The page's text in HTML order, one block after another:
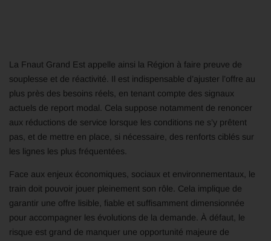
La Fnaut Grand Est appelle ainsi la Région à faire preuve de
souplesse et de réactivité. Il est indispensable d’ajuster l’offre au
plus près des besoins réels, en tenant compte des signaux
actuels de report modal. Cela suppose notamment de renoncer
aux réductions de service lorsque les conditions ne s’y prêtent
pas, et de mettre en place, si nécessaire, des renforts ciblés sur
les lignes les plus fréquentées.
Face aux enjeux économiques, sociaux et environnementaux, le
train doit pouvoir jouer pleinement son rôle. Cela implique de
garantir une offre lisible, fiable et suffisamment dimensionnée
pour accompagner les évolutions de la demande. À défaut, le
risque est grand de manquer une opportunité majeure de